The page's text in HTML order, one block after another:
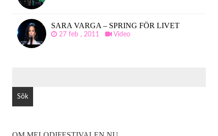
SARA VARGA – SPRING FÖR LIVET
27 feb , 2011 Video